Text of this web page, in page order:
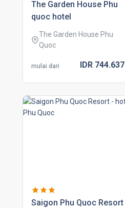
the garden house phu
quoc hotel
The Garden House Phu
Quoc
mulai dari IDR 744.637
saigon phu quoc resort